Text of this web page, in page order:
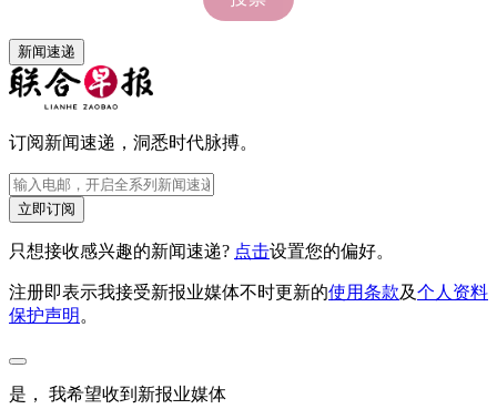
新闻速递
订阅新闻速递，洞悉时代脉搏。
立即订阅
只想接收感兴趣的新闻速递? 点击设置您的偏好。
注册即表示我接受新报业媒体不时更新的使用条款及个人资料
保护声明 。
是， 我希望收到新报业媒体